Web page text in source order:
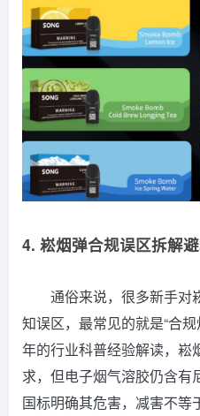
4. 崧烟弹合规误区拆解
通俗来说，很多新手对
知误区，最常见的就是“合
年的行业科普经验解读，崧
求，但电子烟气溶胶仍含有
国标明确其危害，减害不等